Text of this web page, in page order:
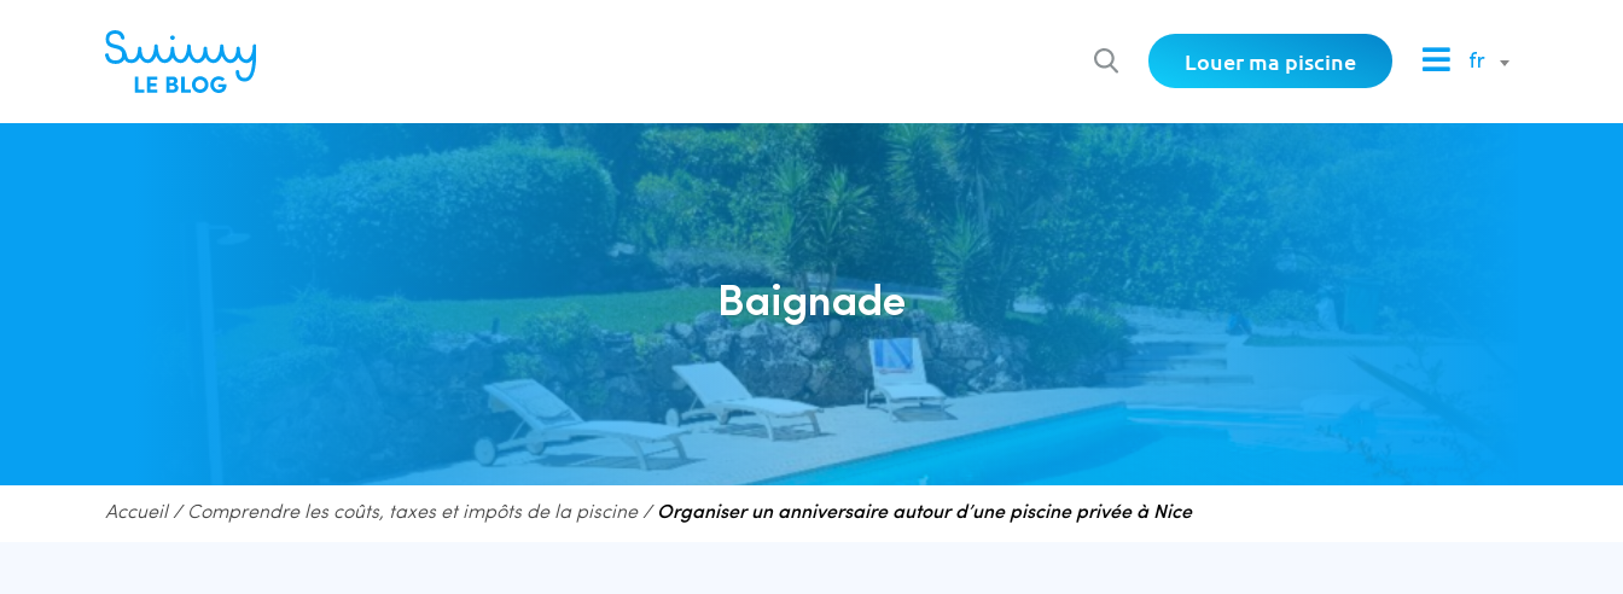
Louer ma piscine fr
Baignade
Accueil/ Comprendre les coûts, taxes et impôts de la piscine/ Organiser un anniversaire autour d’une piscine privée à Nice